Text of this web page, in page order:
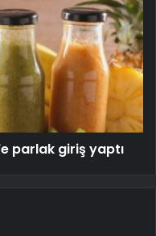
parlak giriş yaptı